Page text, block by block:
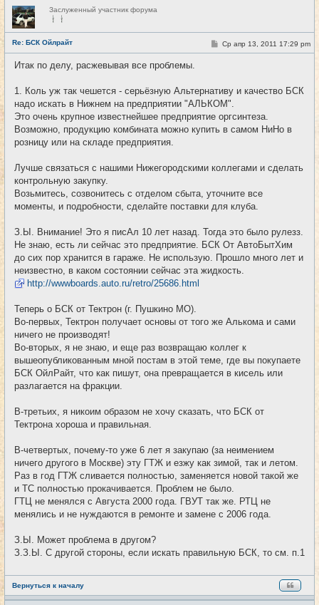
Н
е
в
с
е
т
и
Заслуженный участник форума
Re: БСК Ойлрайт #56
С
о
н
и
Ср апр 13, 2011 17:29 pm
Итак по делу, расжевывая все проблемы.
1. Коль уж так чешется - серьёзную Альтернативу и качество БСК
надо искать в Нижнем на предприятии "АЛЬКОМ".
Это очень крупное известнейшее предприятие оргсинтеза.
Возможно, продукцию комбината можно купить в самом НиНо в
розницу или на складе предприятия.
Лучше связаться с нашими Нижегородскими коллегами и сделать
контрольную закупку.
Возьмитесь, созвонитесь с отделом сбыта, уточните все
моменты, и подробности, сделайте поставки для клуба.
З.Ы. Внимание! Это я писАл 10 лет назад. Тогда это было рулезз.
Не знаю, есть ли сейчас это предприятие. БСК От АвтоБытХим
до сих пор хранится в гараже. Не использую. Прошло много лет и
неизвестно, в каком состоянии сейчас эта жидкость.
http://wwwboards.auto.ru/retro/25686.html
Теперь о БСК от Тектрон (г. Пушкино МО).
Во-первых, Тектрон получает основы от того же Алькома и сами
ничего не производят!
Во-вторых, я не знаю, и еще раз возвращаю коллег к
вышеопубликованным мной постам в этой теме, где вы покупаете
БСК ОйлРайт, что как пишут, она превращается в кисель или
разлагается на фракции.
В-третьих, я никоим образом не хочу сказать, что БСК от
Тектрона хороша и правильная.
В-четвертых, почему-то уже 6 лет я закупаю (за неимением
ничего другого в Москве) эту ГТЖ и езжу как зимой, так и летом.
Раз в год ГТЖ сливается полностью, заменяется новой такой же
и ТС полностью прокачивается. Проблем не было.
ГТЦ не менялся с Августа 2000 года. ГВУТ так же. РТЦ не
менялись и не нуждаются в ремонте и замене с 2006 года.
З.Ы. Может проблема в другом?
З.З.Ы. С другой стороны, если искать правильную БСК, то см. п.1
Вернуться к началу